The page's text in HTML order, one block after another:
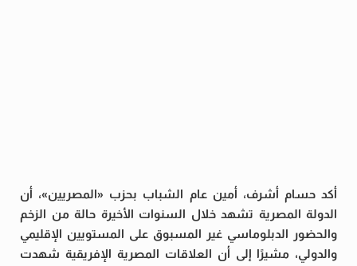
أكد حسام أشرف، أمين عام الشباب بحزب «المصريين»، أن
الدولة المصرية تشهد خلال السنوات الأخيرة حالة من الزخم
والحضور الدبلوماسي غير المسبوق على المستويين الإقليمي
والدولي، مشيرًا إلى أن العلاقات المصرية الإفريقية شهدت